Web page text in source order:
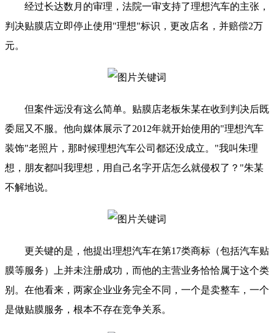
经过长达数月的审理，法院一审支持了理想汽车的主张，
判决贴膜店立即停止使用"理想"标识，更改店名，并赔偿2万
元。
但案件远没有这么简单。贴膜店老板朱某在收到判决后既
委屈又不服。他向媒体展示了2012年就开始使用的"理想汽车
装饰"老照片，那时候理想汽车公司都还没成立。"我叫朱理
想，朋友都叫我理想，用自己名字开店怎么就侵权了？"朱某
不解地说。
更关键的是，他提出理想汽车在第17类商标（包括汽车贴
膜等服务）上并未注册成功，而他的主营业务恰恰属于这个类
别。在他看来，两家企业业务完全不同，一个是卖整车，一个
是做贴膜服务，根本不存在竞争关系。